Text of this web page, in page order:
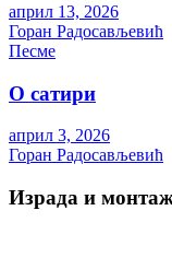
април 13, 2026
Горан Радосављевић
Песме
О сатири
април 3, 2026
Горан Радосављевић
Израда и